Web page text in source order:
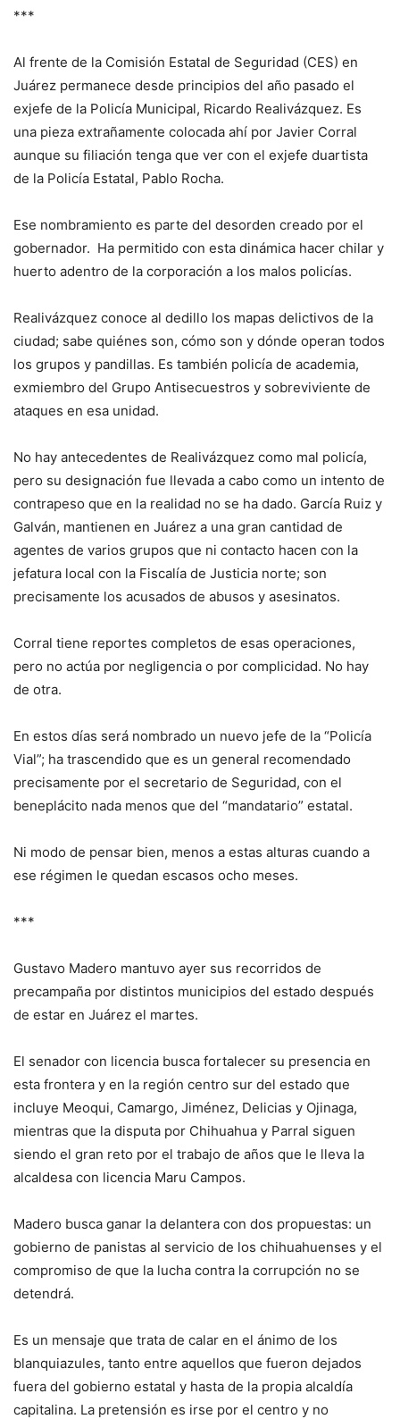
***
Al frente de la Comisión Estatal de Seguridad (CES) en
Juárez permanece desde principios del año pasado el
exjefe de la Policía Municipal, Ricardo Realivázquez. Es
una pieza extrañamente colocada ahí por Javier Corral
aunque su filiación tenga que ver con el exjefe duartista
de la Policía Estatal, Pablo Rocha.
Ese nombramiento es parte del desorden creado por el
gobernador. Ha permitido con esta dinámica hacer chilar y
huerto adentro de la corporación a los malos policías.
Realivázquez conoce al dedillo los mapas delictivos de la
ciudad; sabe quiénes son, cómo son y dónde operan todos
los grupos y pandillas. Es también policía de academia,
exmiembro del Grupo Antisecuestros y sobreviviente de
ataques en esa unidad.
No hay antecedentes de Realivázquez como mal policía,
pero su designación fue llevada a cabo como un intento de
contrapeso que en la realidad no se ha dado. García Ruiz y
Galván, mantienen en Juárez a una gran cantidad de
agentes de varios grupos que ni contacto hacen con la
jefatura local con la Fiscalía de Justicia norte; son
precisamente los acusados de abusos y asesinatos.
Corral tiene reportes completos de esas operaciones,
pero no actúa por negligencia o por complicidad. No hay
de otra.
En estos días será nombrado un nuevo jefe de la “Policía
Vial”; ha trascendido que es un general recomendado
precisamente por el secretario de Seguridad, con el
beneplácito nada menos que del “mandatario” estatal.
Ni modo de pensar bien, menos a estas alturas cuando a
ese régimen le quedan escasos ocho meses.
***
Gustavo Madero mantuvo ayer sus recorridos de
precampaña por distintos municipios del estado después
de estar en Juárez el martes.
El senador con licencia busca fortalecer su presencia en
esta frontera y en la región centro sur del estado que
incluye Meoqui, Camargo, Jiménez, Delicias y Ojinaga,
mientras que la disputa por Chihuahua y Parral siguen
siendo el gran reto por el trabajo de años que le lleva la
alcaldesa con licencia Maru Campos.
Madero busca ganar la delantera con dos propuestas: un
gobierno de panistas al servicio de los chihuahuenses y el
compromiso de que la lucha contra la corrupción no se
detendrá.
Es un mensaje que trata de calar en el ánimo de los
blanquiazules, tanto entre aquellos que fueron dejados
fuera del gobierno estatal y hasta de la propia alcaldía
capitalina. La pretensión es irse por el centro y no